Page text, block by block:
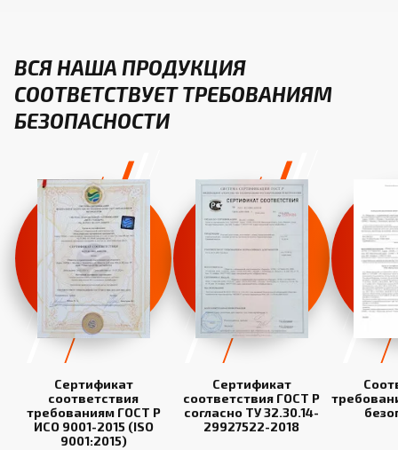
ВСЯ НАША ПРОДУКЦИЯ
СООТВЕТСТВУЕТ ТРЕБОВАНИЯМ
БЕЗОПАСНОСТИ
Сертификат
соответствия
требованиям ГОСТ Р
ИСО 9001-2015 (ISO
9001:2015)
Сертификат
соответствия ГОСТ Р
согласно ТУ 32.30.14-
29927522-2018